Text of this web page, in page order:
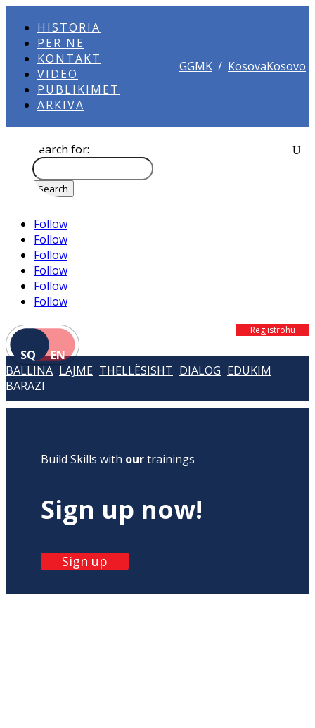
HISTORIA
PËR NE
KONTAKT
VIDEO
PUBLIKIMET
ARKIVA
GGMK / KosovaKosovo
Search for:
Follow
Follow
Follow
Follow
Follow
Follow
SQ EN
Regjistrohu
BALLINA LAJME THELLËSISHT DIALOG EDUKIM
BARAZI
Build Skills with ourtrainings
Sign up now!
Sign up